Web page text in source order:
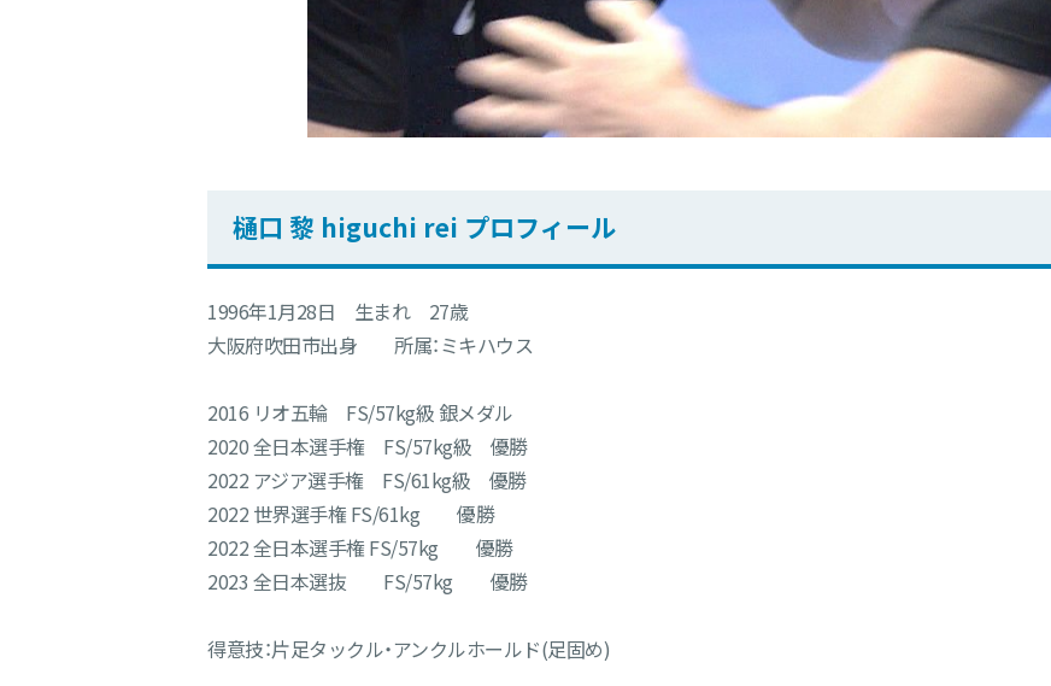
樋口 黎 higuchi rei プロフィール
1996年1月28日 生まれ 27歳
大阪府吹田市出身 所属：ミキハウス
2016 リオ五輪 FS/57kg級 銀メダル
2020 全日本選手権 FS/57kg級 優勝
2022 アジア選手権 FS/61kg級 優勝
2022 世界選手権 FS/61kg 優勝
2022 全日本選手権 FS/57kg 優勝
2023 全日本選抜 FS/57kg 優勝
得意技：片足タックル・アンクルホールド(足固め)